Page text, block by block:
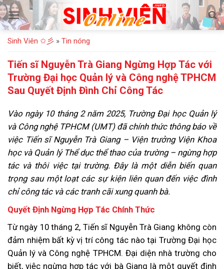
Bỏ
qua
nội
dung
Sinh Viên ✩彡 » Tin nóng
Tiến sĩ Nguyễn Trà Giang Ngừng Hợp Tác với
Trường Đại học Quản lý và Công nghệ TPHCM
Sau Quyết Định Đình Chỉ Công Tác
Vào ngày 10 tháng 2 năm 2025, Trường Đại học Quản lý
và Công nghệ TPHCM (UMT) đã chính thức thông báo về
việc Tiến sĩ Nguyễn Trà Giang – Viện trưởng Viện Khoa
học và Quản lý Thể dục thể thao của trường – ngừng hợp
tác và thôi việc tại trường. Đây là một diễn biến quan
trọng sau một loạt các sự kiện liên quan đến việc đình
chỉ công tác và các tranh cãi xung quanh bà.
Quyết Định Ngừng Hợp Tác Chính Thức
Từ ngày 10 tháng 2, Tiến sĩ Nguyễn Trà Giang không còn
đảm nhiệm bất kỳ vị trí công tác nào tại Trường Đại học
Quản lý và Công nghệ TPHCM. Đại diện nhà trường cho
biết, việc ngừng hợp tác với bà Giang là một quyết định